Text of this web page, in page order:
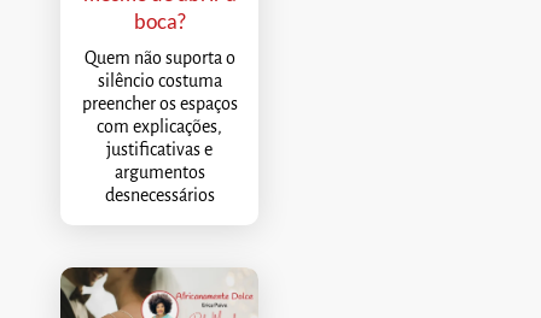
boca?
Quem não suporta o
silêncio costuma
preencher os espaços
com explicações,
justificativas e
argumentos
desnecessários